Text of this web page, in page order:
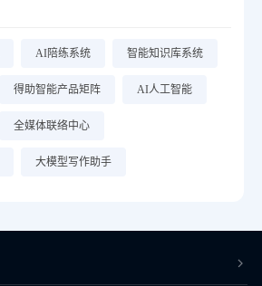
AI陪练系统 智能知识库系统
得助智能产品矩阵 AI人工智能
全媒体联络中心
大模型写作助手